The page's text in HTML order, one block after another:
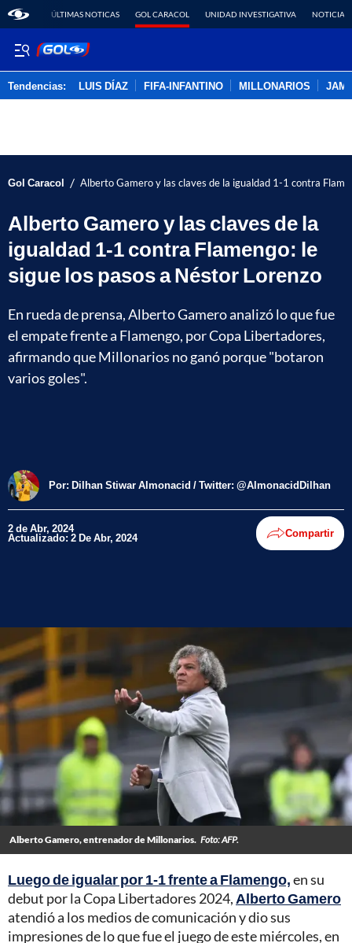
ÚLTIMAS NOTICAS GOL CARACOL UNIDAD INVESTIGATIVA NOTICIAS
Tendencias: LUIS DÍAZ FIFA-INFANTINO MILLONARIOS
Gol Caracol / Alberto Gamero y las claves de la igualdad 1-1 contra
Alberto Gamero y las claves de la
igualdad 1-1 contra Flamengo: le
sigue los pasos a Néstor Lorenzo
En rueda de prensa, Alberto Gamero analizó lo que fue
el empate frente a Flamengo, por Copa Libertadores,
afirmando que Millonarios no ganó porque "botaron
varios goles".
Por: Dilhan Stiwar Almonacid / Twitter: @AlmonacidDilhan
2 de Abr, 2024
Actualizado: 2 De Abr, 2024 Compartir
Alberto Gamero, entrenador de Millonarios. Foto: AFP.
Luego de igualar por 1-1 frente a Flamengo,en su
debut por la Copa Libertadores 2024, Alberto Gamero
atendió a los medios de comunicación y dio sus
impresiones de lo que fue el juego de este miércoles, en